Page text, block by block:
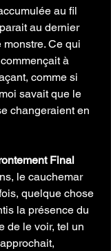
au fil
au dernier
Ce qui
à
comme si
savait que le
changeraient en
Final
le cauchemar
quelque chose
la présence du
de le voir, tel un